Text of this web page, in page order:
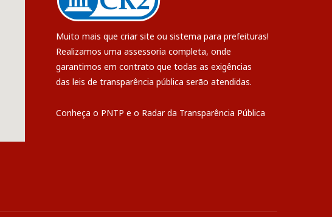
Muito mais que criar site ou sistema para prefeituras!
Realizamos uma assessoria completa, onde
garantimos em contrato que todas as exigências
das leis de transparência pública serão atendidas.
Conheça o PNTP e o Radar da Transparência Pública